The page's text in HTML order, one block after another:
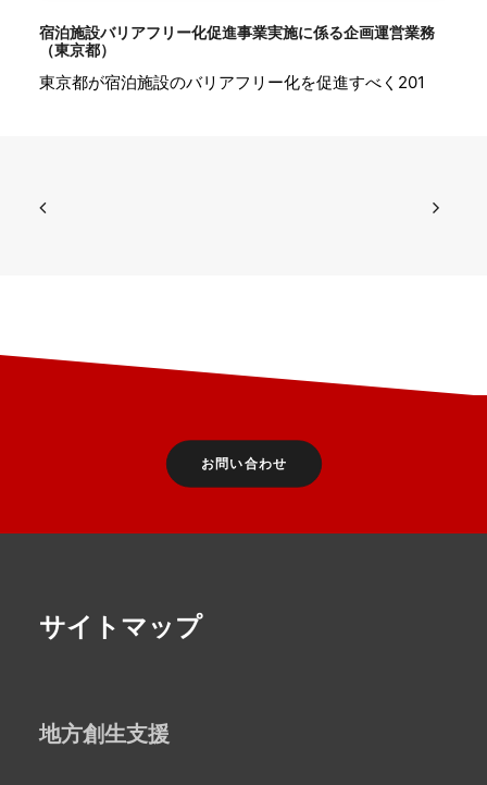
宿泊施設バリアフリー化促進事業実施に係る企画運営業務
（東京都）
東京都が宿泊施設のバリアフリー化を促進すべく201
お問い合わせ
サイトマップ
地方創生支援